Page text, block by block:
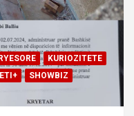
KURIOZITETE
SHOWBIZ